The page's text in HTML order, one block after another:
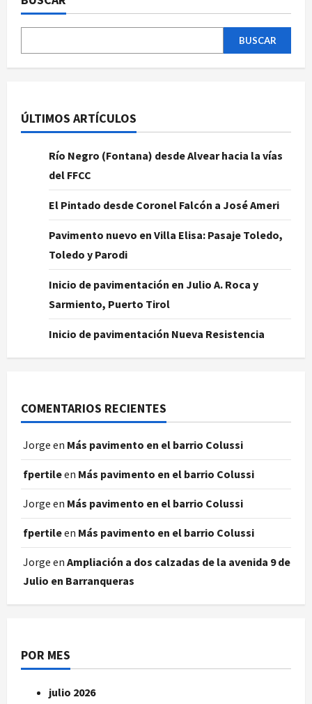
BUSCAR
ÚLTIMOS ARTÍCULOS
Río Negro (Fontana) desde Alvear hacia la vías
del FFCC
El Pintado desde Coronel Falcón a José Ameri
Pavimento nuevo en Villa Elisa: Pasaje Toledo,
Toledo y Parodi
Inicio de pavimentación en Julio A. Roca y
Sarmiento, Puerto Tirol
Inicio de pavimentación Nueva Resistencia
COMENTARIOS RECIENTES
Jorge en Más pavimento en el barrio Colussi
fpertileen Más pavimento en el barrio Colussi
Jorge en Más pavimento en el barrio Colussi
fpertileen Más pavimento en el barrio Colussi
Jorge en Ampliación a dos calzadas de la avenida 9 de
Julio en Barranqueras
POR MES
julio 2026